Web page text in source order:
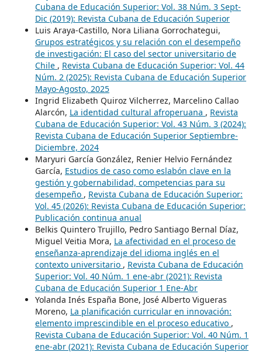
Cubana de Educación Superior: Vol. 38 Núm. 3 Sept-
Dic (2019): Revista Cubana de Educación Superior
Luis Araya-Castillo, Nora Liliana Gorrochategui,
Grupos estratégicos y su relación con el desempeño
de investigación: El caso del sector universitario de
Chile , Revista Cubana de Educación Superior: Vol. 44
Núm. 2 (2025): Revista Cubana de Educación Superior
Mayo-Agosto, 2025
Ingrid Elizabeth Quiroz Vilcherrez, Marcelino Callao
Alarcón, La identidad cultural afroperuana , Revista
Cubana de Educación Superior: Vol. 43 Núm. 3 (2024):
Revista Cubana de Educación Superior Septiembre-
Diciembre, 2024
Maryuri García González, Renier Helvio Fernández
García, Estudios de caso como eslabón clave en la
gestión y gobernabilidad, competencias para su
desempeño , Revista Cubana de Educación Superior:
Vol. 45 (2026): Revista Cubana de Educación Superior:
Publicación continua anual
Belkis Quintero Trujillo, Pedro Santiago Bernal Díaz,
Miguel Veitia Mora, La afectividad en el proceso de
enseñanza-aprendizaje del idioma inglés en el
contexto universitario , Revista Cubana de Educación
Superior: Vol. 40 Núm. 1 ene-abr (2021): Revista
Cubana de Educación Superior 1 Ene-Abr
Yolanda Inés España Bone, José Alberto Vigueras
Moreno, La planificación curricular en innovación:
elemento imprescindible en el proceso educativo ,
Revista Cubana de Educación Superior: Vol. 40 Núm. 1
ene-abr (2021): Revista Cubana de Educación Superior